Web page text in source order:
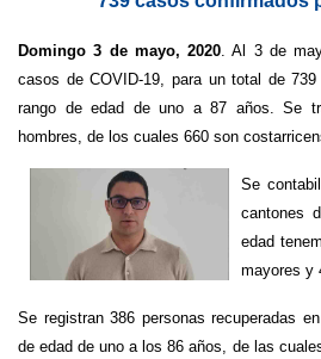
Domingo 3 de mayo, 2020. Al 3 de
casos de COVID-19, para un total de
rango de edad de uno a 87 años. Se
hombres, de los cuales 660 son
Se
cantones
edad
mayores y
Se registran 386 personas recuperadas
de edad de uno a los 86 años, de las